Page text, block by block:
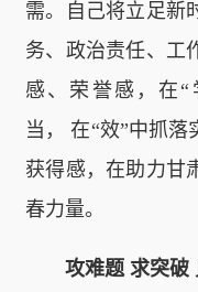
需。自己将立足新
务、政治责任、工
感、荣誉感，在“
当， 在“效”中抓
获得感，在助力甘
春力量。
攻难题 求突破